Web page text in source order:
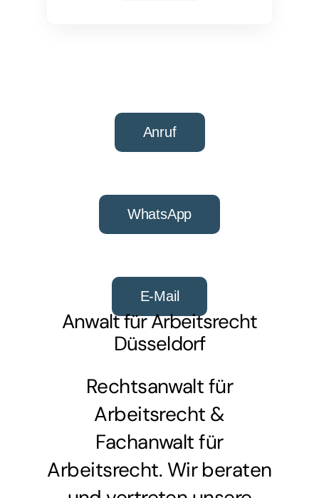
Anruf
WhatsApp
E-Mail
Anwalt für Arbeitsrecht
Düsseldorf
Rechtsanwalt für
Arbeitsrecht &
Fachanwalt für
Arbeitsrecht. Wir beraten